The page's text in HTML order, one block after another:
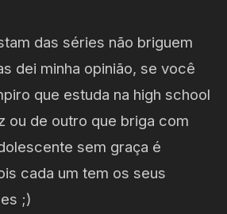
das séries não briguem
dei minha opinião, se você
que estuda na high school
ou de outro que briga com
sem graça é
cada um tem os seus
;)